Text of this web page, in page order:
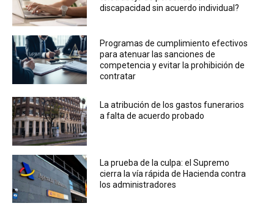
discapacidad sin acuerdo individual?
Programas de cumplimiento efectivos
para atenuar las sanciones de
competencia y evitar la prohibición de
contratar
La atribución de los gastos funerarios
a falta de acuerdo probado
La prueba de la culpa: el Supremo
cierra la vía rápida de Hacienda contra
los administradores